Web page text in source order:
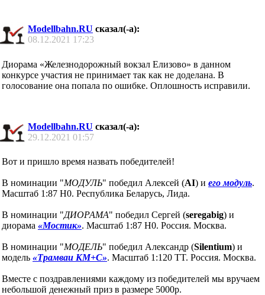
Modellbahn.RU сказал(-а):
08.12.2021 17:23
Диорама «Железнодорожный вокзал Елизово» в данном
конкурсе участия не принимает так как не доделана. В
голосование она попала по ошибке. Оплошность исправили.
Modellbahn.RU сказал(-а):
29.12.2021 01:57
Вот и пришло время назвать победителей!
В номинации "МОДУЛЬ" победил Алексей (AI) и его модуль.
Масштаб 1:87 H0. Республика Беларусь, Лида.
В номинации "ДИОРАМА" победил Сергей (seregabig) и
диорама «Мостик». Масштаб 1:87 H0. Россия. Москва.
В номинации "МОДЕЛЬ" победил Александр (Silentium) и
модель «Трамваи КМ+С». Масштаб 1:120 TT. Россия. Москва.
Вместе с поздравлениями каждому из победителей мы вручаем
небольшой денежный приз в размере 5000р.